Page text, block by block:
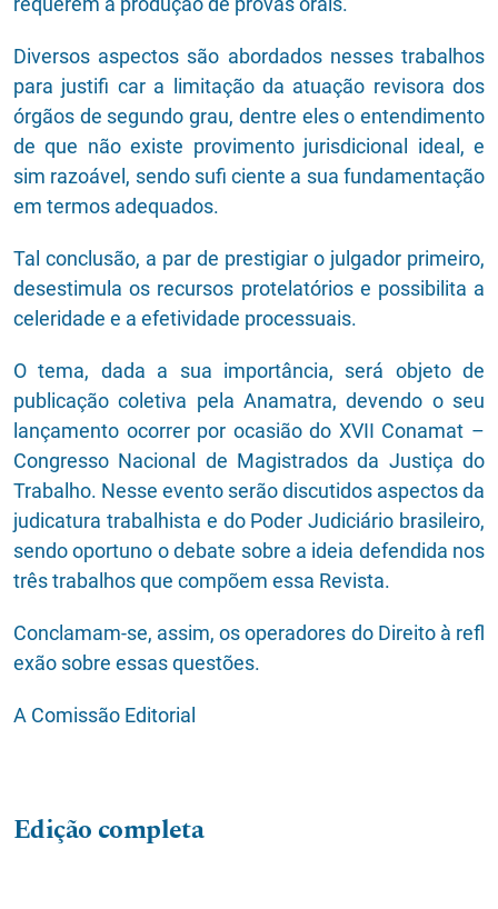
Diversos aspectos são abordados nesses trabalhos
para justifi car a limitação da atuação revisora dos
órgãos de segundo grau, dentre eles o entendimento
de que não existe provimento jurisdicional ideal, e
sim razoável, sendo sufi ciente a sua fundamentação
em termos adequados.
Tal conclusão, a par de prestigiar o julgador primeiro,
desestimula os recursos protelatórios e possibilita a
celeridade e a efetividade processuais.
O tema, dada a sua importância, será objeto de
publicação coletiva pela Anamatra, devendo o seu
lançamento ocorrer por ocasião do XVII Conamat –
Congresso Nacional de Magistrados da Justiça do
Trabalho. Nesse evento serão discutidos aspectos da
judicatura trabalhista e do Poder Judiciário brasileiro,
sendo oportuno o debate sobre a ideia defendida nos
três trabalhos que compõem essa Revista.
Conclamam-se, assim, os operadores do Direito à refl
exão sobre essas questões.
A Comissão Editorial
Edição completa